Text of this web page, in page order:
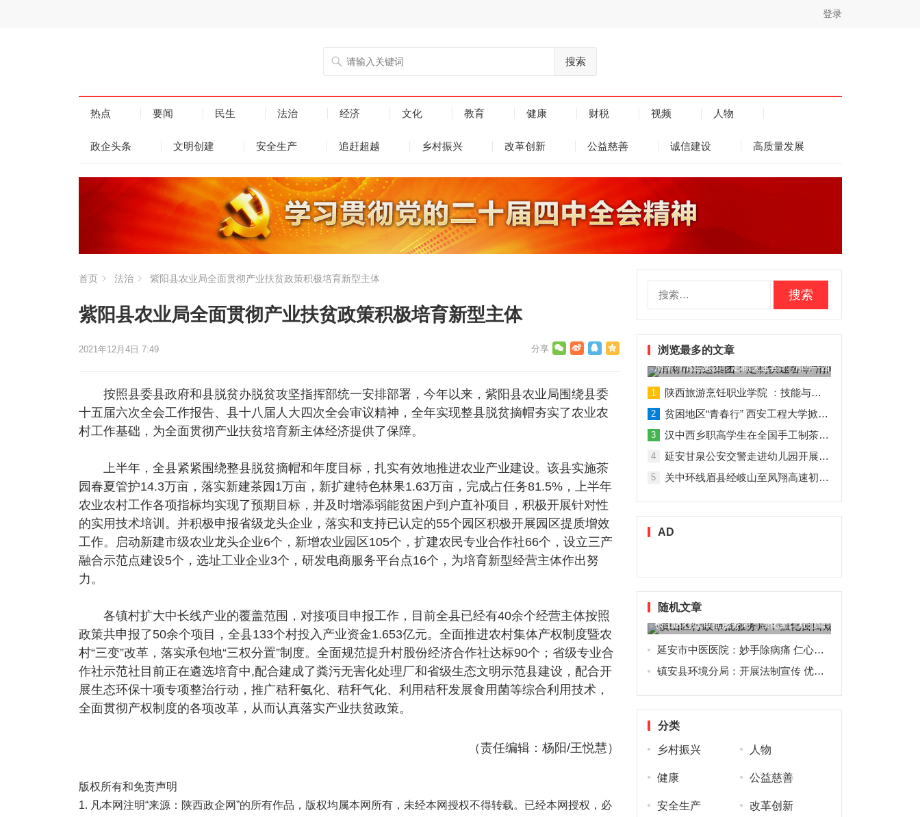
登录
搜索
热点 要闻 民生 法治 经济 文化 教育 健康 财税 视频 人物
政企头条 文明创建 安全生产 追赶超越 乡村振兴 改革创新 公益慈善 诚信建设 高质量发展
首页 法治 紫阳县农业局全面贯彻产业扶贫政策积极培育新型主体
紫阳县农业局全面贯彻产业扶贫政策积极培育新型主体
2021年12月4日 7:49
按照县委县政府和县脱贫办脱贫攻坚指挥部统一安排部署，今年以来，紫阳县农业局围绕县委
十五届六次全会工作报告、县十八届人大四次全会审议精神，全年实现整县脱贫摘帽夯实了农业农
村工作基础，为全面贯彻产业扶贫培育新主体经济提供了保障。
上半年，全县紧紧围绕整县脱贫摘帽和年度目标，扎实有效地推进农业产业建设。该县实施茶
园春夏管护14.3万亩，落实新建茶园1万亩，新扩建特色林果1.63万亩，完成占任务81.5%，上半年
农业农村工作各项指标均实现了预期目标，并及时增添弱能贫困户到户直补项目，积极开展针对性
的实用技术培训。并积极申报省级龙头企业，落实和支持已认定的55个园区积极开展园区提质增效
工作。启动新建市级农业龙头企业6个，新增农业园区105个，扩建农民专业合作社66个，设立三产
融合示范点建设5个，选址工业企业3个，研发电商服务平台点16个，为培育新型经营主体作出努
力。
各镇村扩大中长线产业的覆盖范围，对接项目申报工作，目前全县已经有40余个经营主体按照
政策共申报了50余个项目，全县133个村投入产业资金1.653亿元。全面推进农村集体产权制度暨农
村“三变”改革，落实承包地“三权分置”制度。全面规范提升村股份经济合作社达标90个；省级专业合
作社示范社目前正在遴选培育中,配合建成了粪污无害化处理厂和省级生态文明示范县建设，配合开
展生态环保十项专项整治行动，推广秸秆氨化、秸秆气化、利用秸秆发展食用菌等综合利用技术，
全面贯彻产权制度的各项改革，从而认真落实产业扶贫政策。
（责任编辑：杨阳/王悦慧）
版权所有和免责声明
1. 凡本网注明“来源：陕西政企网”的所有作品，版权均属本网所有，未经本网授权不得转载。已经本网授权，必
浏览最多的文章
渭南市渭运集团：定制快速客车“渭南—西安”11月1日试运营
1 陕西旅游烹饪职业学院 ：技能与理论并行 人才与企业共赢
2 贫困地区“青春行” 西安工程大学掀起“扶贫热”
3 汉中西乡职高学生在全国手工制茶大赛中创佳绩
4 延安甘泉公安交警走进幼儿园开展交通安全专题讲座活动
5 关中环线眉县经岐山至凤翔高速初步设计获批！
AD
随机文章
横山区行政审批服务局：强化窗口规范管理 提升政务服务效能
延安市中医医院：妙手除病痛 仁心护健康
镇安县环境分局：开展法制宣传 优化营商环境
分类
乡村振兴 人物
健康 公益慈善
安全生产 改革创新